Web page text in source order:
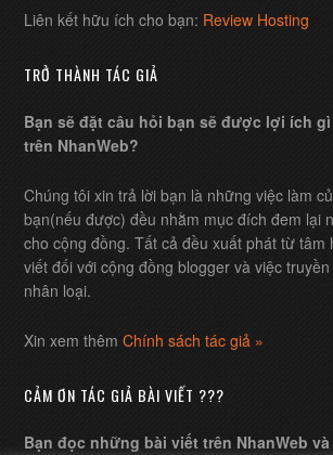
Liên kết hữu ích cho bạn: Review Hosting
TRỞ THÀNH TÁC GIẢ
Bạn sẽ đặt câu hỏi bạn sẽ được lợi ích
trên NhanWeb?
Chúng tôi xin trả lời bạn là những việc làm
bạn(nếu được) đều nhằm mục đích đem lại
cho cộng đồng. Tất cả đều xuất phát từ tâm
viết đối với cộng đồng blogger và việc
nhân loại.
Xin xem thêmChính sách tác giả »
CẢM ƠN TÁC GIẢ BÀI VIẾT ???
Bạn đọc những bài viết trên NhanWeb